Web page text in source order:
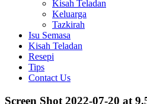
Kisah Teladan
Keluarga
Tazkirah
Isu Semasa
Kisah Teladan
Resepi
Tips
Contact Us
Screen Shot 2022-07-20 at